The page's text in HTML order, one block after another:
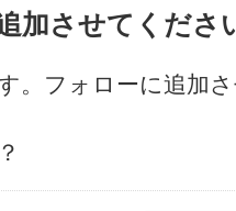
加させてくださ
。フォローに追加